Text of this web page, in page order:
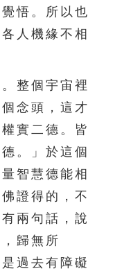
639 640
悟。所以也
人機緣不相
整個宇宙裡
念頭，這才
實二德。皆
。」於這個
智慧德能相
證得的，不
兩句話，說
歸無所
過去有障礙